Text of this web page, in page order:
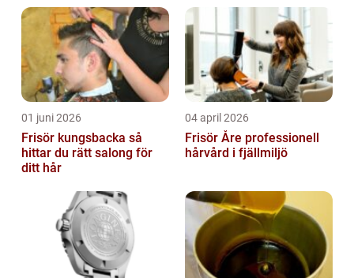
under ögonen. Trots att en god na...
01 juni 2026
Frisör kungsbacka så
hittar du rätt salong för
ditt hår
04 april 2026
Frisör Åre professionell
hårvård i fjällmiljö